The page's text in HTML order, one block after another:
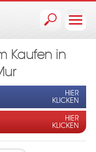
Kaufen in
HIER
KLICKEN
HIER
KLICKEN